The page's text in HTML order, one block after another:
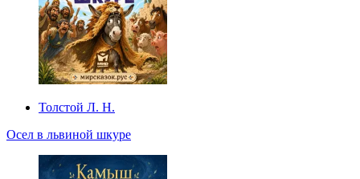
Толстой Л. Н.
Осел в львиной шкуре